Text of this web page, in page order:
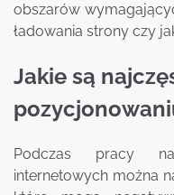
obszarów
ładowania strony czy
Jakie są
Podczas pracy
internetowych można